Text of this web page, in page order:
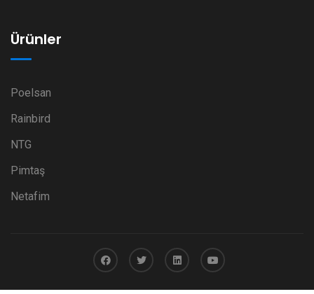
Ürünler
Poelsan
Rainbird
NTG
Pimtaş
Netafim